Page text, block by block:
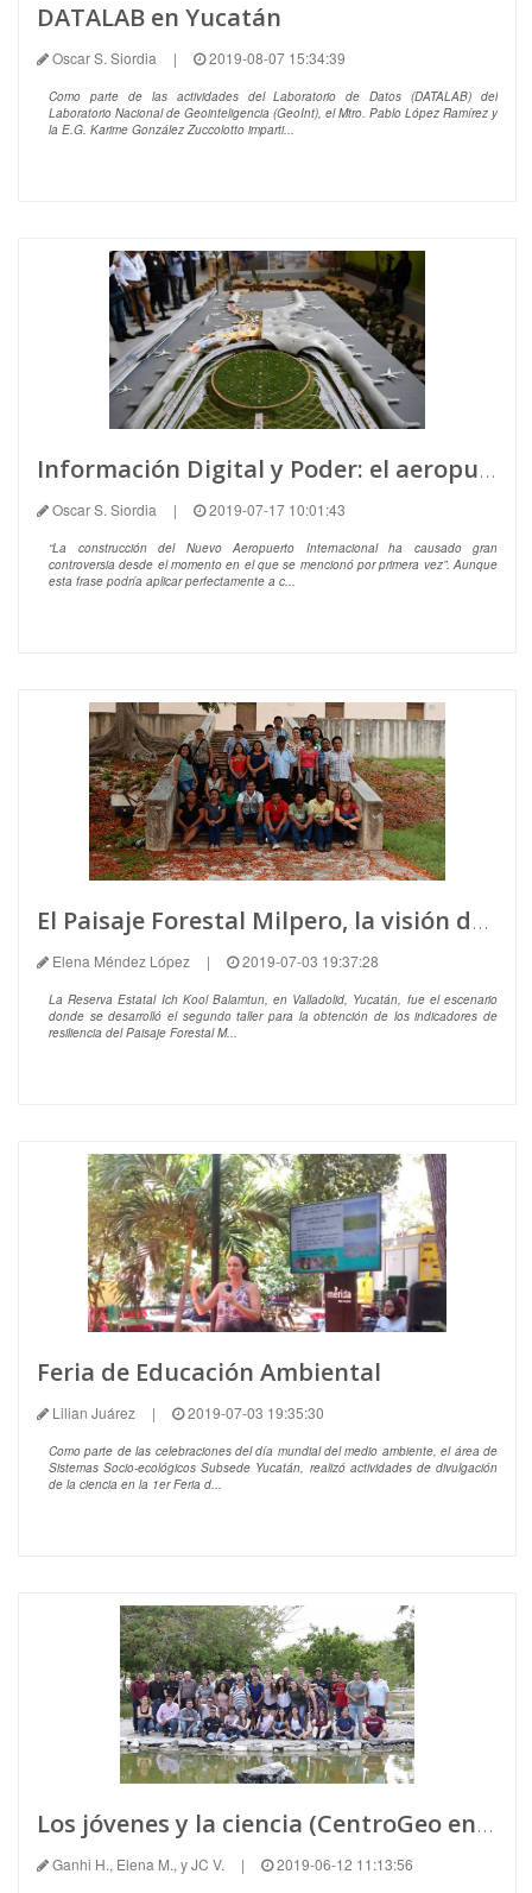
DATALAB en Yucatán
Oscar S. Siordia | 2019-08-07 15:34:39
Como parte de las actividades del Laboratorio de Datos (DATALAB) del
Laboratorio Nacional de Geointeligencia (GeoInt), el Mtro. Pablo López Ramírez y
la E.G. Karime González Zuccolotto imparti...
Información Digital y Poder: el aeropuerto que está y no está
Oscar S. Siordia | 2019-07-17 10:01:43
“La construcción del Nuevo Aeropuerto Internacional ha causado gran
controversia desde el momento en el que se mencionó por primera vez”. Aunque
esta frase podría aplicar perfectamente a c...
El Paisaje Forestal Milpero, la visión desde el oriente de Yucatán y el sur de Quintana Roo
Elena Méndez López | 2019-07-03 19:37:28
La Reserva Estatal Ich Kool Balamtun, en Valladolid, Yucatán, fue el escenario
donde se desarrolló el segundo taller para la obtención de los indicadores de
resiliencia del Paisaje Forestal M...
Feria de Educación Ambiental
Lilian Juárez | 2019-07-03 19:35:30
Como parte de las celebraciones del día mundial del medio ambiente, el área de
Sistemas Socio-ecológicos Subsede Yucatán, realizó actividades de divulgación
de la ciencia en la 1er Feria d...
Los jóvenes y la ciencia (CentroGeo en el Programa ELCIR 2019)
Ganhi H., Elena M., y JC V. | 2019-06-12 11:13:56